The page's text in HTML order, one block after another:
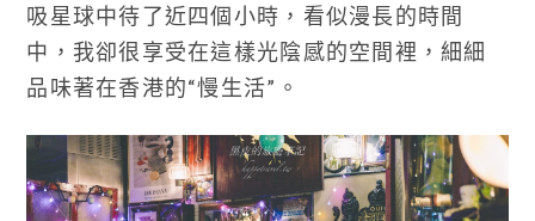
吸星球中待了近四個小時，看似漫長的時間
中，我卻很享受在這樣光陰感的空間裡，細細
品味著在香港的“慢生活”。